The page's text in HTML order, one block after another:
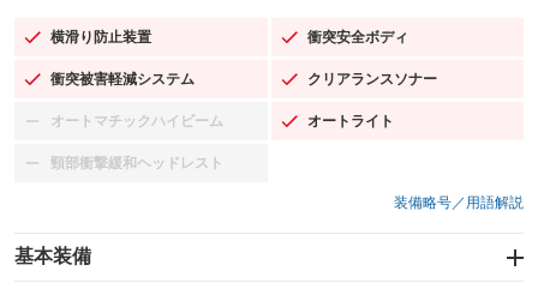
横滑り防止装置
：装備あり 衝突安全ボディ
：装備あり
衝突被害軽減システム
：装備あり クリアランスソナー
：装備あり
オートマチックハイビーム
：装備なし オートライト
：装備あり
頸部衝撃緩和ヘッドレスト
：装備なし
装備略号／用語解説
基本装備